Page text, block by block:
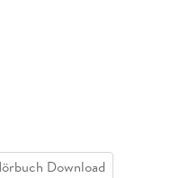
Download